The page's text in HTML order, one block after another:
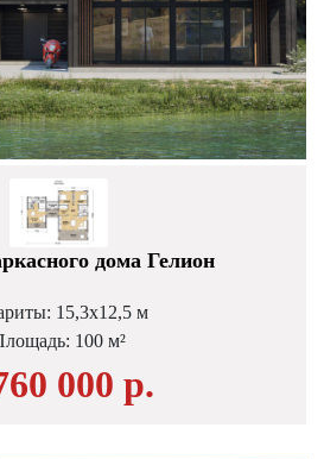
дома Гелион
15,3х12,5 м
100 м²
000 р.